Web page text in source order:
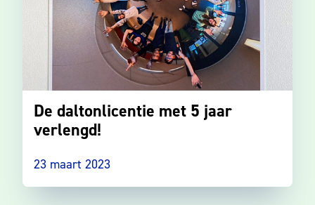
De daltonlicentie met 5 jaar
verlengd!
23 maart 2023